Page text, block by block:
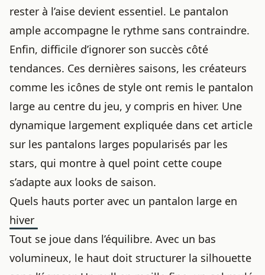
rester à l’aise devient essentiel. Le pantalon
ample accompagne le rythme sans contraindre.
Enfin, difficile d’ignorer son succès côté
tendances. Ces dernières saisons, les créateurs
comme les icônes de style ont remis le pantalon
large au centre du jeu, y compris en hiver. Une
dynamique largement expliquée dans cet article
sur les pantalons larges popularisés par les
stars, qui montre à quel point cette coupe
s’adapte aux looks de saison.
Quels hauts porter avec un pantalon large en
hiver
Tout se joue dans l’équilibre. Avec un bas
volumineux, le haut doit structurer la silhouette